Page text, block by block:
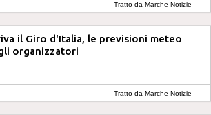
Tratto da Marche Notizie
il Giro d'Italia, le previsioni meteo
organizzatori
Tratto da Marche Notizie